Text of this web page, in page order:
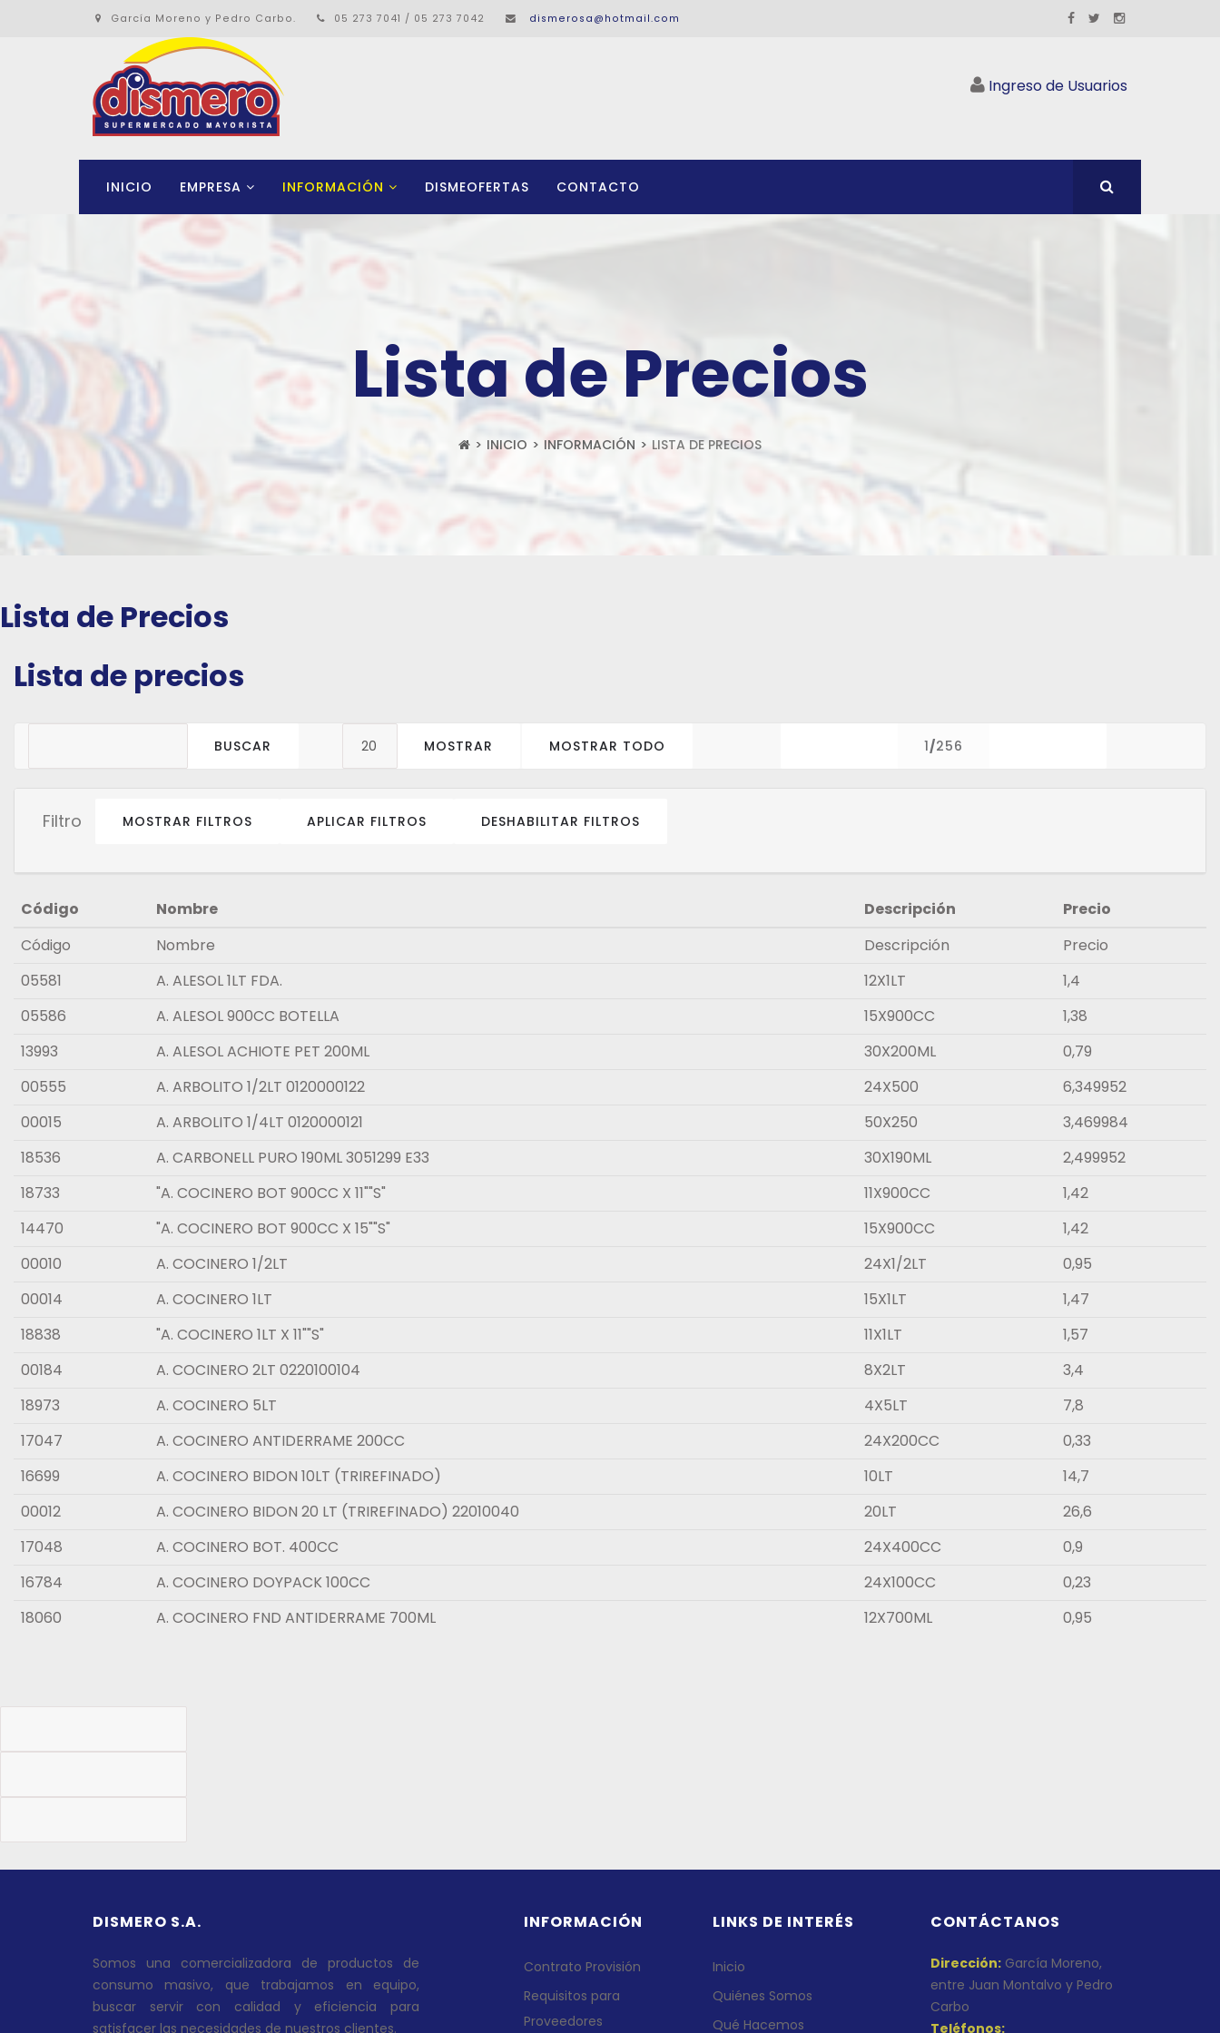
García Moreno y Pedro Carbo. 05 273 7041 / 05 273 7042 dismerosa@hotmail.com
Ingreso de Usuarios
INICIO EMPRESA INFORMACIÓN DISMEOFERTAS CONTACTO
Lista de Precios
INICIO INFORMACIÓN LISTA DE PRECIOS
Lista de Precios
Lista de precios
BUSCAR MOSTRAR TODO
MOSTRAR 1/256
Filtro MOSTRAR FILTROS APLICAR FILTROS DESHABILITAR FILTROS
Código Nombre Descripción
Precio
Código
Nombre Descripción
Precio
05581
A. ALESOL 1LT FDA. 12X1LT
1,4
05586
A. ALESOL 900CC BOTELLA 15X900CC
1,38
13993
A. ALESOL ACHIOTE PET 200ML 30X200ML
0,79
00555
A. ARBOLITO 1/2LT 0120000122 24X500
6,349952
00015
A. ARBOLITO 1/4LT 0120000121 50X250
3,469984
18536
A. CARBONELL PURO 190ML 3051299 E33 30X190ML
2,499952
18733
"A. COCINERO BOT 900CC X 11""S" 11X900CC
1,42
14470
"A. COCINERO BOT 900CC X 15""S" 15X900CC
1,42
00010
A. COCINERO 1/2LT 24X1/2LT
0,95
00014
A. COCINERO 1LT 15X1LT
1,47
18838
"A. COCINERO 1LT X 11""S" 11X1LT
1,57
00184
A. COCINERO 2LT 0220100104 8X2LT
3,4
18973
A. COCINERO 5LT 4X5LT
7,8
17047
A. COCINERO ANTIDERRAME 200CC 24X200CC
0,33
16699
A. COCINERO BIDON 10LT (TRIREFINADO) 10LT
14,7
00012
A. COCINERO BIDON 20 LT (TRIREFINADO) 22010040 20LT
26,6
17048
A. COCINERO BOT. 400CC 24X400CC
0,9
16784
A. COCINERO DOYPACK 100CC 24X100CC
0,23
18060
A. COCINERO FND ANTIDERRAME 700ML 12X700ML 0,95
DISMERO S.A.
Somos una comercializadora de productos de
consumo masivo, que trabajamos en equipo,
buscar servir con calidad y eficiencia para
satisfacer las necesidades de nuestros clientes.
INFORMACIÓN
Contrato Provisión
Requisitos para
Proveedores
LINKS DE INTERÉS
Inicio
Quiénes Somos
Qué Hacemos
CONTÁCTANOS
Dirección:García Moreno,
entre Juan Montalvo y Pedro
Carbo
Teléfonos: